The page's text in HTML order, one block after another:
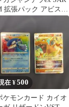
拡張パック アビスア
キラ 113/081
在 ¥500
ケモンカード カイオ